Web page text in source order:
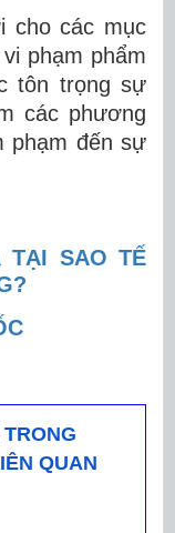
cho các mục
phạm phẩm
tôn trọng sự
các phương
phạm đến sự
TẠI SAO TẾ
QUAN